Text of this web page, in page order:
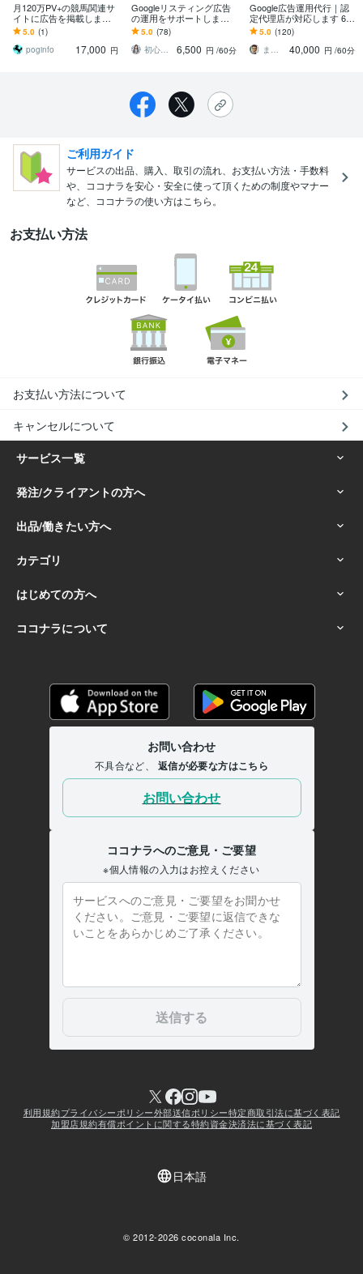
月120万PV+の競馬関連サ
イトに広告を掲載します
【ピーク月間190万PV、
利用者数7万人、検索流入
12万】
5.0 (1)
poginfo
17,000 円
Googleリスティング広告
の運用をサポートします
現役の広告運用者があな
たのお悩みをマンツーマ
ンでサポート！
5.0 (78)
初心者に優しい広告運用マスター
6,500 円 /60分
Google広告運用代行｜認
定代理店が対応します 6万
円クーポン付｜実績15年
の広告運用サポート
5.0 (120)
まこと＠インターネット広告の専門家
40,000 円 /60分
ご利用ガイド
サービスの出品、購入、取引の流れ、お支払い方法・手数料
や、ココナラを安心・安全に使って頂くための制度やマナー
など、ココナラの使い方はこちら。
お支払い方法
お支払い方法について
キャンセルについて